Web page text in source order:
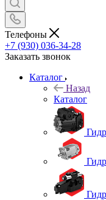
Телефоны
+7 (930) 036-34-28
Заказать звонок
Каталог
Назад
Каталог